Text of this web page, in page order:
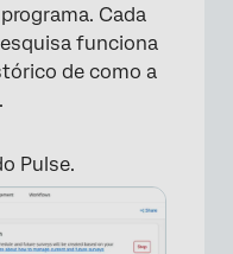
Cada
funciona
de como a
Pulse.